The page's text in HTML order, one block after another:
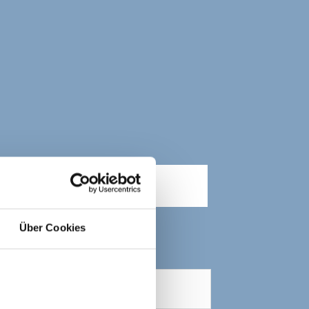
Über Cookies